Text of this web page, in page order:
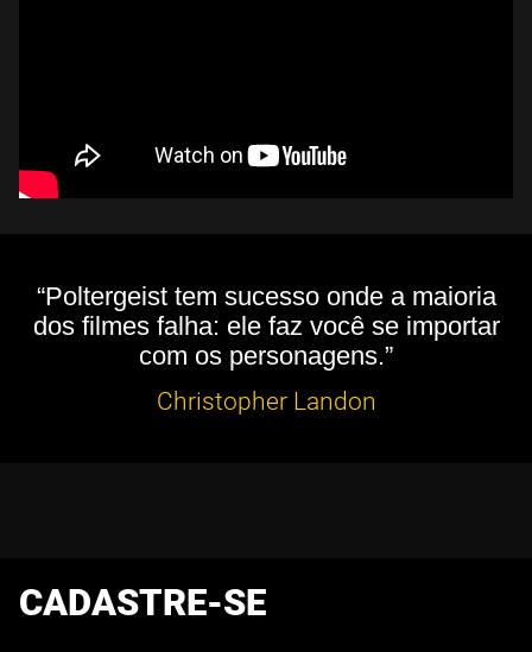
“Poltergeist tem sucesso onde a maioria
dos filmes falha: ele faz você se importar
com os personagens.”
Christopher Landon
CADASTRE-SE